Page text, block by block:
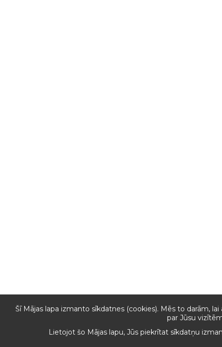
Šī Mājas lapa izmanto sīkdatnes (cookies). Mēs to darām,
par Jūsu
Lietojot šo Mājas lapu, Jūs piekrītat sīkdatņu